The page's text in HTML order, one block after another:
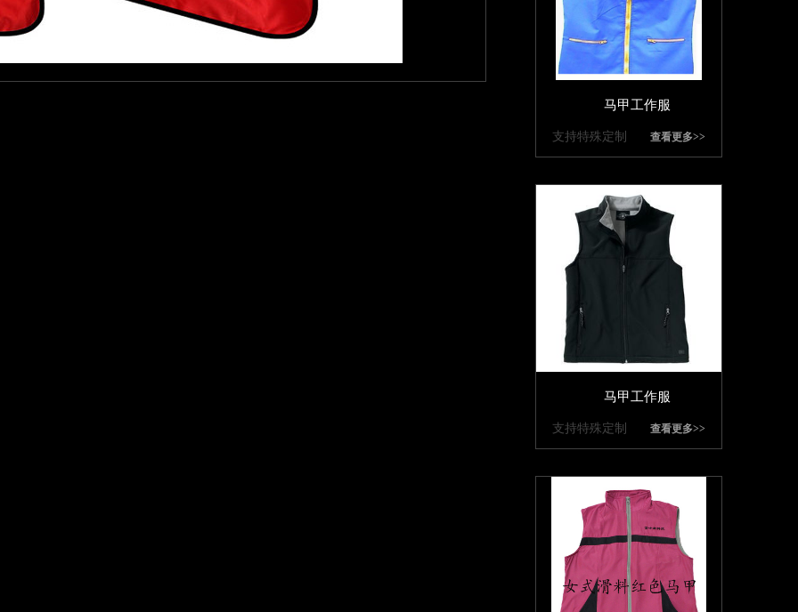
马甲工作服
支持特殊定制 查看更多>>
马甲工作服
支持特殊定制 查看更多>>